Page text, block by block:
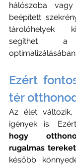
hálószoba
beépített
tárolóhelyek
segíthet a
optimalizálásában.
Ezért
tér
Az élet
igények is.
hogy
rugalmas
később